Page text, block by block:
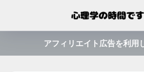
アフィリエイト広告を利用